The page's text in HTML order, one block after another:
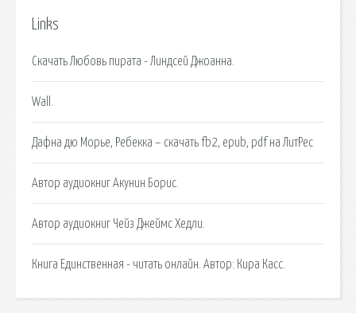
Links
Скачать Любовь пирата - Линдсей Джоанна.
Wall.
Дафна дю Морье, Ребекка – скачать fb2, epub, pdf на ЛитРес
Автор аудиокниг Акунин Борис.
Автор аудиокниг Чейз Джеймс Хедли.
Книга Единственная - читать онлайн. Автор: Кира Касс.